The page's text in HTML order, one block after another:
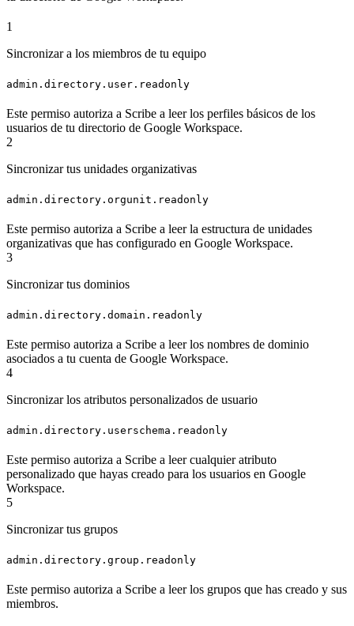
1
Sincronizar a los miembros de tu equipo
admin.directory.user.readonly
Este permiso autoriza a Scribe a leer los perfiles básicos de los
usuarios de tu directorio de Google Workspace.
2
Sincronizar tus unidades organizativas
admin.directory.orgunit.readonly
Este permiso autoriza a Scribe a leer la estructura de unidades
organizativas que has configurado en Google Workspace.
3
Sincronizar tus dominios
admin.directory.domain.readonly
Este permiso autoriza a Scribe a leer los nombres de dominio
asociados a tu cuenta de Google Workspace.
4
Sincronizar los atributos personalizados de usuario
admin.directory.userschema.readonly
Este permiso autoriza a Scribe a leer cualquier atributo
personalizado que hayas creado para los usuarios en Google
Workspace.
5
Sincronizar tus grupos
admin.directory.group.readonly
Este permiso autoriza a Scribe a leer los grupos que has creado y sus
miembros.